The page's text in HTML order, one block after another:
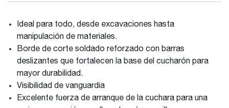
Ideal para todo, desde excavaciones hasta
manipulación de materiales.
Borde de corte soldado reforzado con barras
deslizantes que fortalecen la base del cucharón para
mayor durabilidad.
Visibilidad de vanguardia
Excelente fuerza de arranque de la cuchara para una